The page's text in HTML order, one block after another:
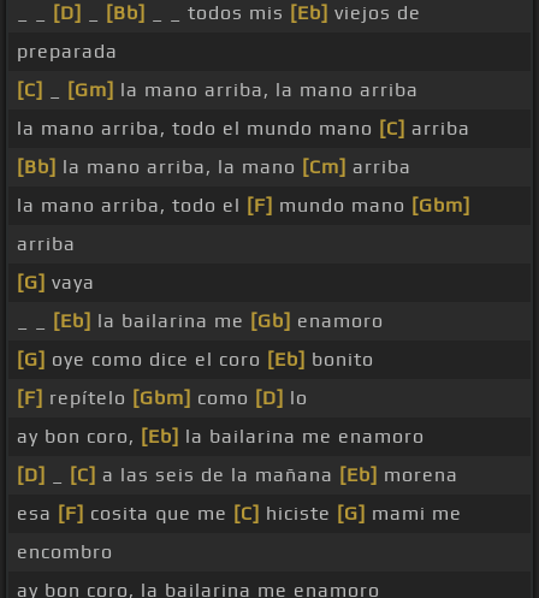
[D] [Bb] _ _ todos mis [Eb] viejos de
preparada
[C]
[Gm] la mano arriba, la mano arriba
la mano arriba, todo el mundo mano [C] arriba
[Bb] la mano arriba, la mano [Cm] arriba
la mano arriba, todo el [F] mundo mano [Gbm]
arriba
[G] vaya
[Eb] la bailarina me [Gb] enamoro
[G] oye como dice el coro [Eb] bonito
[F] repítelo [Gbm] como [D] lo
ay bon coro, [Eb] la bailarina me enamoro
[D]
[C] a las seis de la mañana [Eb] morena
esa [F] cosita que me [C] hiciste [G] mami me
encombro
ay bon coro, la bailarina me enamoro